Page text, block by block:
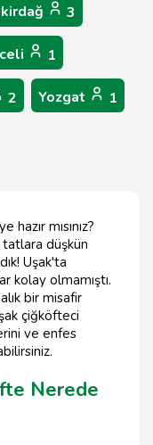
3
1
2 Yozgat 1
mısınız?
düşkün
Uşak'ta
kolay olmamıştı.
bir misafir
çiğköfteci
ve enfes
Nerede